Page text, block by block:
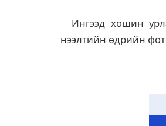
Ингээд хошин
нээлтийн өдрийн